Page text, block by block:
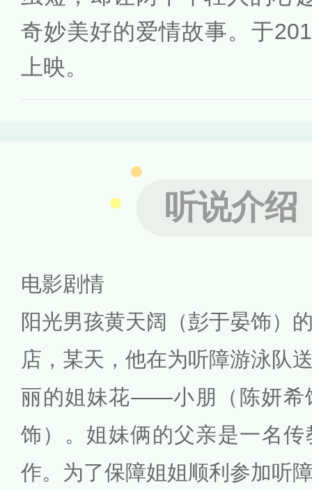
奇妙美好的爱情故事。于
上映。
听说介绍
电影剧情
阳光男孩黄天阔（彭于晏饰）
店，某天，他在为听障游泳队
丽的姐妹花——小朋（陈妍希
饰）。姐妹俩的父亲是一名
作。为了保障姐姐顺利参加听